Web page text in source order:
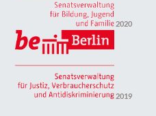
2020
2019